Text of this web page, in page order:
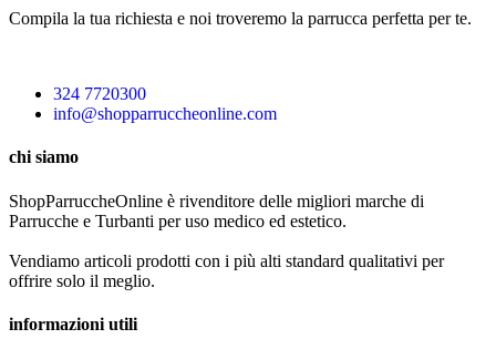
Compila la tua richiesta e noi troveremo la parrucca perfetta per te.
324 7720300
info@shopparruccheonline.com
chi siamo
ShopParruccheOnline è rivenditore delle migliori marche di
Parrucche e Turbanti per uso medico ed estetico.
Vendiamo articoli prodotti con i più alti standard qualitativi per
offrire solo il meglio.
informazioni utili